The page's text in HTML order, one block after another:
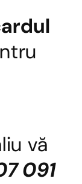
vă
091